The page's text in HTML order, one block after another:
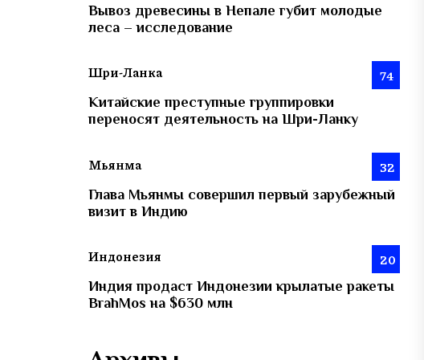
Вывоз древесины в Непале губит молодые
леса – исследование
Шри-Ланка 74
Китайские преступные группировки
переносят деятельность на Шри-Ланку
Мьянма 32
Глава Мьянмы совершил первый зарубежный
визит в Индию
Индонезия 20
Индия продаст Индонезии крылатые ракеты
BrahMos на $630 млн